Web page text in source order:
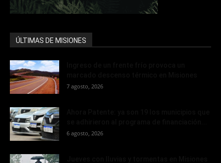
ÚLTIMAS DE MISIONES
7 agosto, 2026
6 agosto, 2026